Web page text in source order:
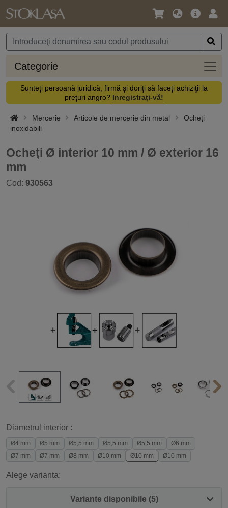
Limbă
Monedă
Meniul
Categorie
Sunteţi persoană juridică, firmă şi doriţi să faceţi achiziţii la
preţuri angro? Inregistrați-vă!
Mercerie Articole de mercerie din metal
Ocheți
inoxidabili
Ocheți Ø interior 10 mm / Ø exterior 16
mm
Cod: 930563
Diametrul interior :
Ø4 mm Ø5 mm Ø5,5 mm Ø5,5 mm Ø5,5 mm
Ø6 mm
Ø7 mm
Ø7 mm Ø8 mm Ø10 mm Ø10 mm Ø10 mm
Alege varianta:
Variante disponibile (5)